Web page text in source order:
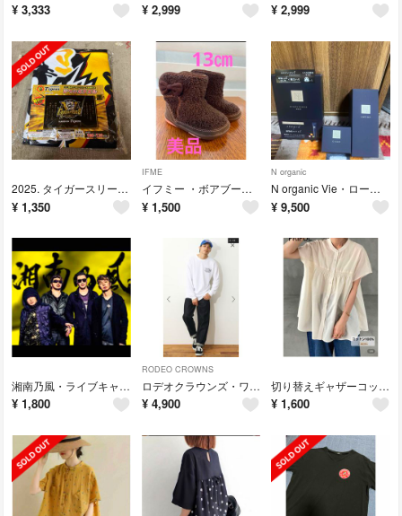
¥ 3,333 ¥ 2,999 ¥ 2,999
2025. タイガースリーグ優勝記念・ジャンボタオル
¥ 1,350
IFME
イフミー ・ボアブーツ サイドリボン付・13cm
¥ 1,500
N organic
N organic Vie・ローション＆クリーム&マスクセット
¥ 9,500
湘南乃風・ライブキャップ
¥ 1,800
RODEO CROWNS
ロデオクラウンズ・ワイドテーパードジーンズ
¥ 4,900
切り替えギャザーコットンブラウス・M
¥ 1,600